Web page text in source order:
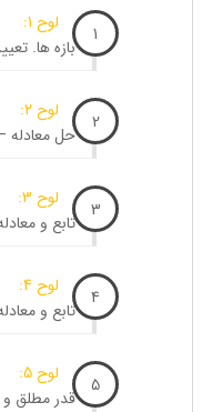
1
لوح 1:
بازه ها.
2
لوح 2:
حل معادله
3
لوح 3:
تابع و
4
لوح 4:
تابع و
5
لوح 5:
قدر مطلق و